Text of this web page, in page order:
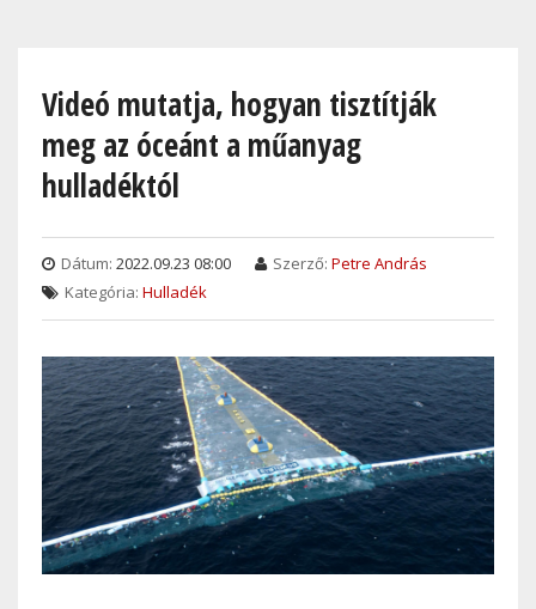
contentVideó mutatja, hogyan tisztítják
meg az óceánt a műanyag
hulladéktól
Dátum: 2022.09.23 08:00 Szerző: Petre András
Kategória: Hulladék